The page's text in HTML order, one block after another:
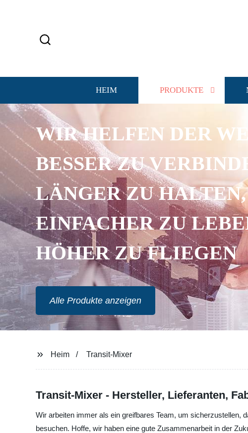
HEIM PRODUKTE
WIR HELFEN DER
BESSER ZU
LÄNGER ZU HALTEN,
EINFACHER ZU
HÖHER ZU FLIEGEN
Alle Produkte anzeigen
Heim Transit-Mixer
Transit-Mixer - Hersteller, Lieferanten,
Wir arbeiten immer als ein greifbares Team, um sicherzustellen,
besuchen. Hoffe, wir haben eine gute Zusammenarbeit in der